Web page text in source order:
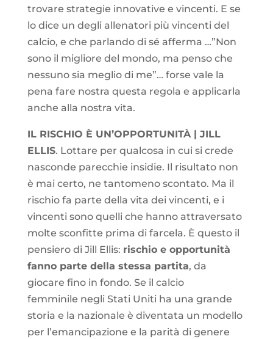
trovare strategie innovative e vincenti. E se
lo dice un degli allenatori più vincenti del
calcio, e che parlando di sé afferma …”Non
sono il migliore del mondo, ma penso che
nessuno sia meglio di me”… forse vale la
pena fare nostra questa regola e applicarla
anche alla nostra vita.
IL RISCHIO È UN’OPPORTUNITÀ | JILL
ELLIS. Lottare per qualcosa in cui si crede
nasconde parecchie insidie. Il risultato non
è mai certo, ne tantomeno scontato. Ma il
rischio fa parte della vita dei vincenti, e i
vincenti sono quelli che hanno attraversato
molte sconfitte prima di farcela. È questo il
pensiero di Jill Ellis: rischio e opportunità
fanno parte della stessa partita, da
giocare fino in fondo. Se il calcio
femminile negli Stati Uniti ha una grande
storia e la nazionale è diventata un modello
per l’emancipazione e la parità di genere